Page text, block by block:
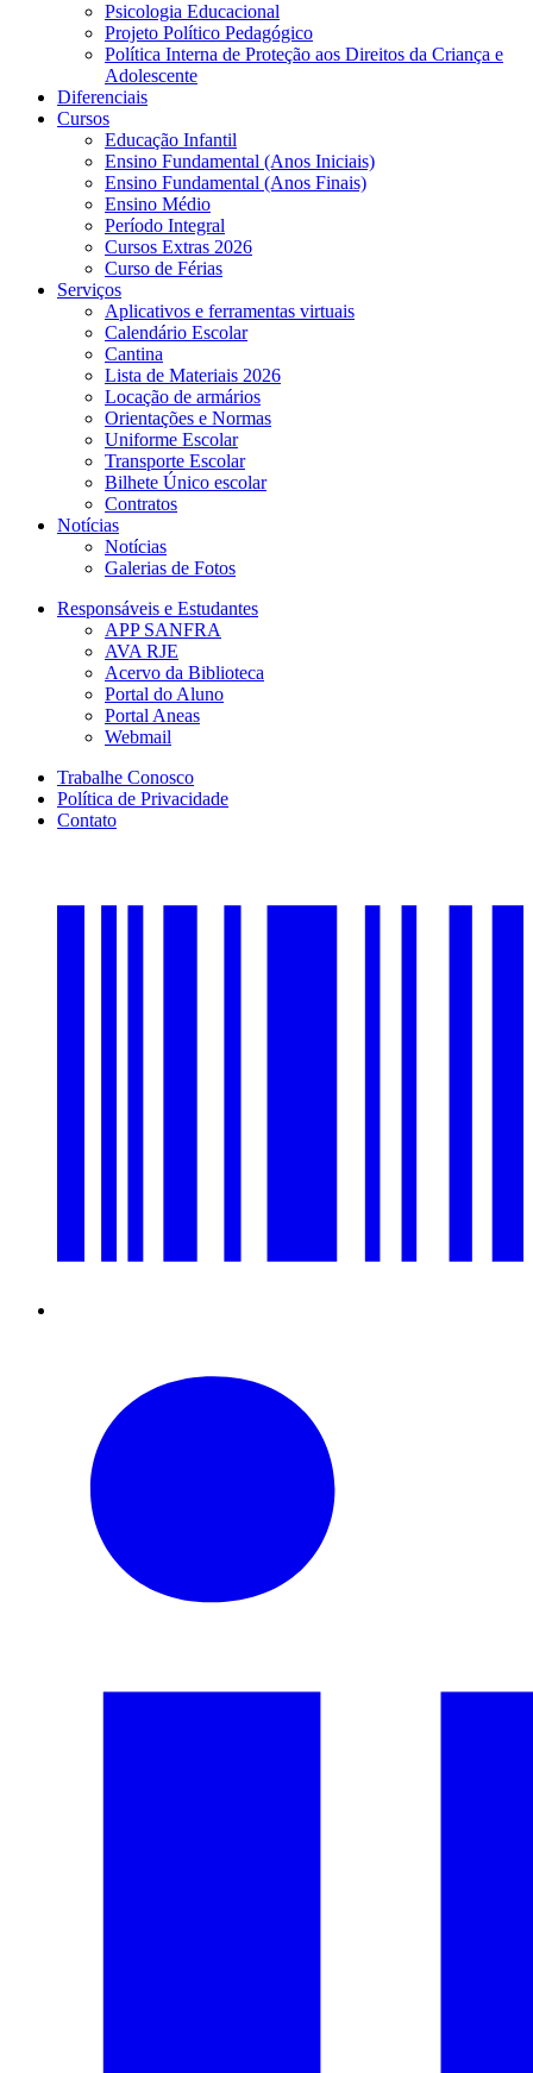
Psicologia Educacional
Projeto Político Pedagógico
Política Interna de Proteção aos Direitos da Criança e
Adolescente
Diferenciais
Cursos
Educação Infantil
Ensino Fundamental (Anos Iniciais)
Ensino Fundamental (Anos Finais)
Ensino Médio
Período Integral
Cursos Extras 2026
Curso de Férias
Serviços
Aplicativos e ferramentas virtuais
Calendário Escolar
Cantina
Lista de Materiais 2026
Locação de armários
Orientações e Normas
Uniforme Escolar
Transporte Escolar
Bilhete Único escolar
Contratos
Notícias
Notícias
Galerias de Fotos
Responsáveis e Estudantes
APP SANFRA
AVA RJE
Acervo da Biblioteca
Portal do Aluno
Portal Aneas
Webmail
Trabalhe Conosco
Política de Privacidade
Contato